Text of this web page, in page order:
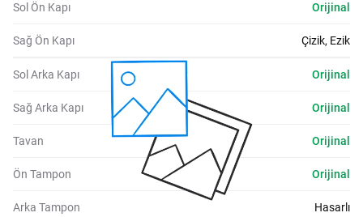
Sol Ön Kapı Orijinal
Sağ Ön Kapı Çizik, Ezik
Sol Arka Kapı Orijinal
Sağ Arka Kapı Orijinal
Tavan Orijinal
Ön Tampon Orijinal
Arka Tampon Hasarlı